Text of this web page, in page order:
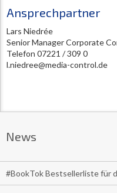
Ansprechpartner
Lars Niedrée
Senior Manager Corporate
Telefon 07221 / 309 0
l.niedree@media-control.de
News
#BookTok Bestsellerliste für